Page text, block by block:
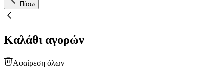
Πίσω
Καλάθι αγορών
Αφαίρεση όλων